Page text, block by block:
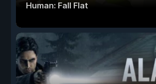
Human: Fall Flat